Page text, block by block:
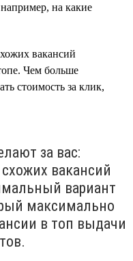
на какие
вакансий
Чем больше
стоимость за клик,
за вас:
вакансий
вариант
максимально
в топ выдачи